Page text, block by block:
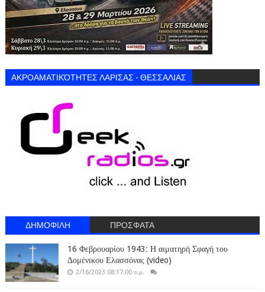
ΑΚΡΟΑΜΑΤΙΚΌΤΗΤΕΣ ΛΑΡΙΣΑΣ - ΘΕΣΣΑΛΙΑΣ
ΔΗΜΟΦΙΛΗ ΠΡΟΣΦΑΤΑ
16 Φεβρουαρίου 1943: Η αιματηρή Σφαγή του
Δομένικου Ελασσόνας (video)
2/16/2023 08:17:00 π.μ.